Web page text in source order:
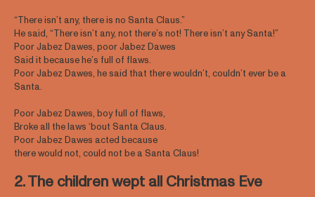
“There isn’t any, there is no Santa Claus.”
He said, “There isn’t any, not there’s not! There isn’t any Santa!”
Poor Jabez Dawes, poor Jabez Dawes
Said it because he’s full of flaws.
Poor Jabez Dawes, he said that there wouldn’t, couldn’t ever be a
Santa.
Poor Jabez Dawes, boy full of flaws,
Broke all the laws ‘bout Santa Claus.
Poor Jabez Dawes acted because
there would not, could not be a Santa Claus!
2. The children wept all Christmas Eve